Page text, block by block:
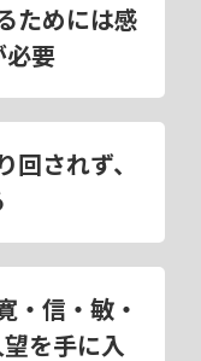
ためには感
必要
されず、
信・敏・
を手に入